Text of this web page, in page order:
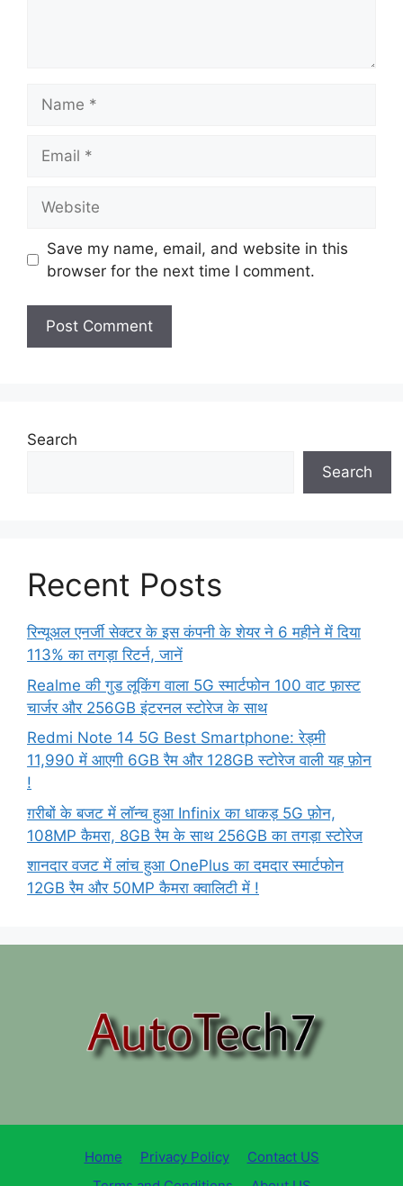
Save my name, email, and website in this
browser for the next time I comment.
Search
Search
Recent Posts
रिन्यूअल एनर्जी सेक्टर के इस कंपनी के शेयर ने 6 महीने में दिया
113% का तगड़ा रिटर्न, जानें
Realme की गुड लूकिंग वाला 5G स्मार्टफोन 100 वाट फ़ास्ट
चार्जर और 256GB इंटरनल स्टोरेज के साथ
Redmi Note 14 5G Best Smartphone: रेड्मी
11,990 में आएगी 6GB रैम और 128GB स्टोरेज वाली यह फ़ोन
!
ग़रीबों के बजट में लॉन्च हुआ Infinix का धाकड़ 5G फ़ोन,
108MP कैमरा, 8GB रैम के साथ 256GB का तगड़ा स्टोरेज
शानदार वजट में लांच हुआ OnePlus का दमदार स्मार्टफोन
12GB रैम और 50MP कैमरा क्वालिटी में !
Home Privacy Policy
Contact US